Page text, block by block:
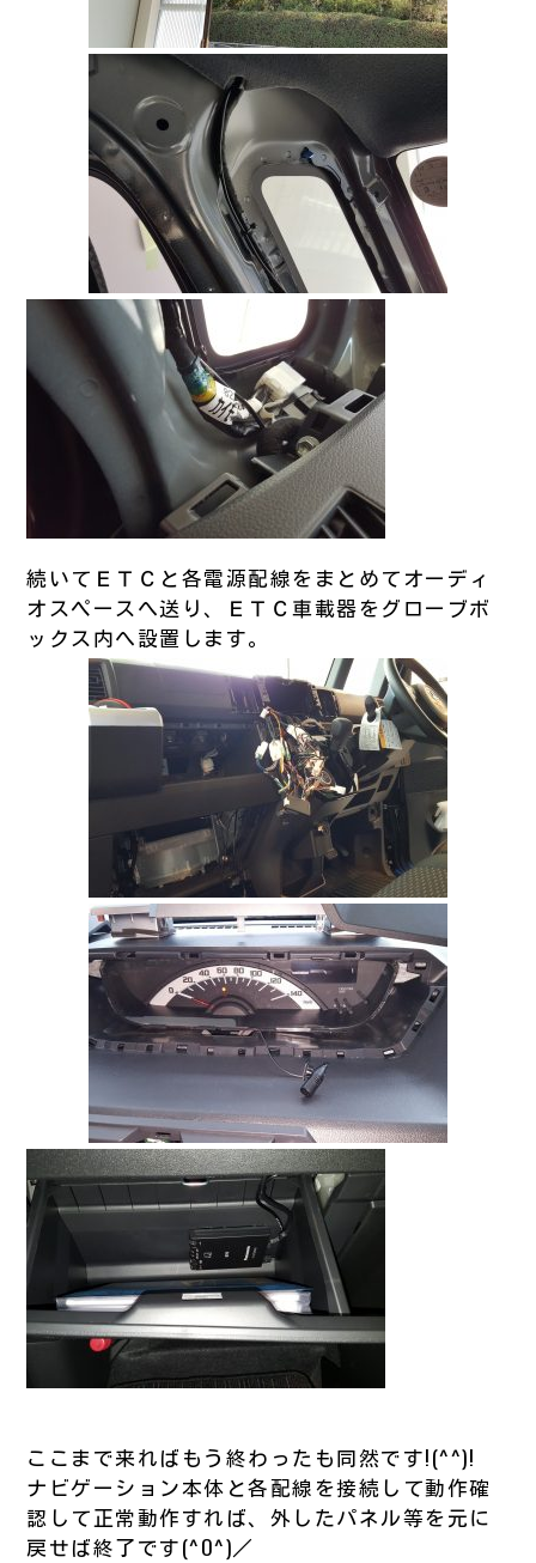
続いてＥＴＣと各電源配線をまとめてオーディ
オスペースへ送り、ＥＴＣ車載器をグローブボ
ックス内へ設置します。
ここまで来ればもう終わったも同然です!(^^)!
ナビゲーション本体と各配線を接続して動作確
認して正常動作すれば、外したパネル等を元に
戻せば終了です(^O^)／